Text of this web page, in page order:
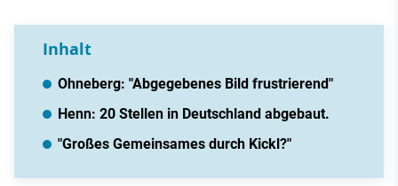
Inhalt
Ohneberg: "Abgegebenes Bild frustrierend"
Henn: 20 Stellen in Deutschland abgebaut.
"Großes Gemeinsames durch Kickl?"